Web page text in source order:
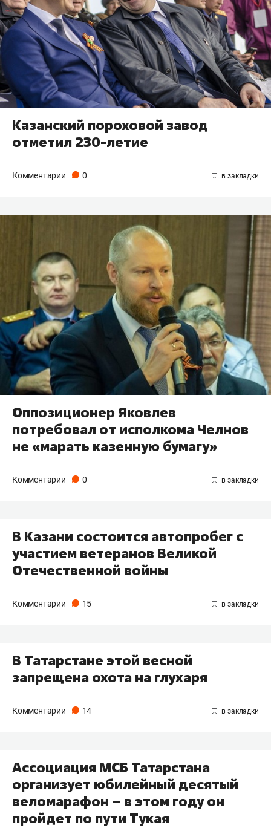
Казанский пороховой завод
отметил 230-летие
Комментарии 0
Оппозиционер Яковлев
потребовал от исполкома Челнов
не «марать казенную бумагу»
Комментарии 0
В Казани состоится автопробег с
участием ветеранов Великой
Отечественной войны
Комментарии 15
В Татарстане этой весной
запрещена охота на глухаря
Комментарии 14
Ассоциация МСБ Татарстана
организует юбилейный десятый
веломарафон – в этом году он
пройдет по пути Тукая